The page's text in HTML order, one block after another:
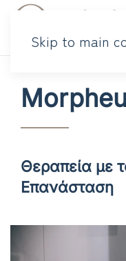
Skip to main
Θεραπεία με
Επανάσταση